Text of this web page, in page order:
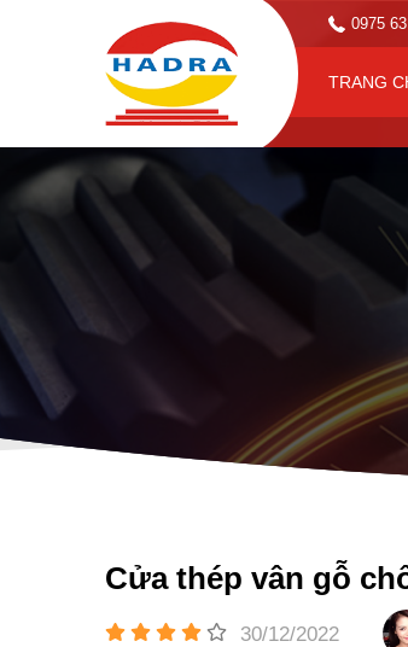
0975
TRANG
Cửa thép vân gỗ
30/12/2022